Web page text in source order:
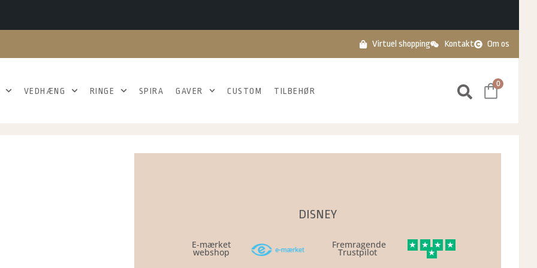
Virtuel shopping Kontakt Om os
VEDHÆNG RINGE SPIRA GAVER CUSTOM TILBEHØR
0
DISNEY
E-mærket
webshop
Fremragende
Trustpilot
★ ★ ★ ★
★